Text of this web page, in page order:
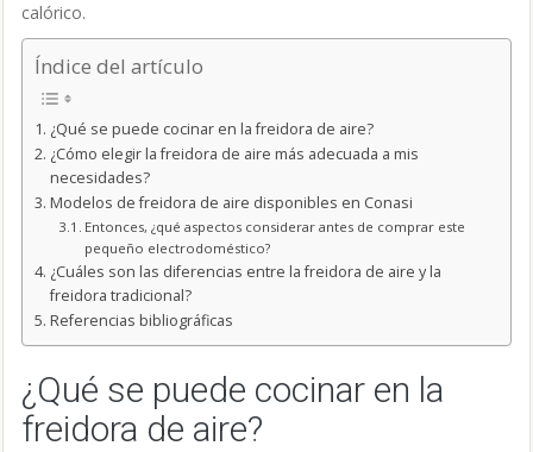
calórico.
Índice del artículo
¿Qué se puede cocinar en la freidora de aire?
¿Cómo elegir la freidora de aire más adecuada a mis
necesidades?
Modelos de freidora de aire disponibles en Conasi
Entonces, ¿qué aspectos considerar antes de comprar este
pequeño electrodoméstico?
¿Cuáles son las diferencias entre la freidora de aire y la
freidora tradicional?
Referencias bibliográficas
¿Qué se puede cocinar en la
freidora de aire?